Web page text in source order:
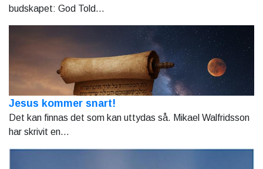
budskapet: God Told...
Jesus kommer snart!
Det kan finnas det som kan uttydas så. Mikael Walfridsson
har skrivit en...